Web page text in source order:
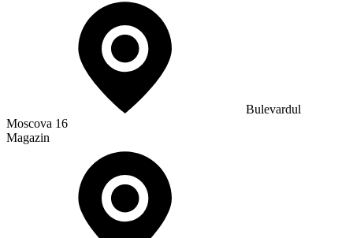
Bulevardul
Moscova 16
Magazin